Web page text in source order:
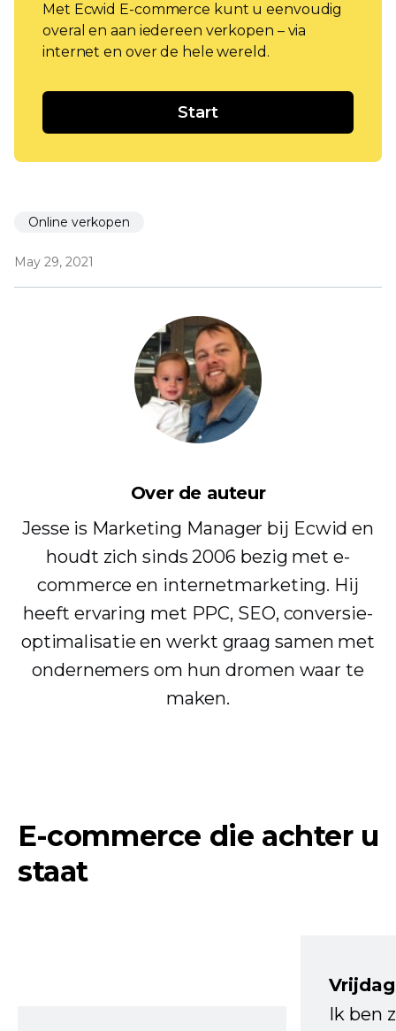
Met Ecwid E-commerce kunt u eenvoudig
overal en aan iedereen verkopen – via
internet en over de hele wereld.
Start
Online verkopen
May 29, 2021
Over de auteur
Jesse is Marketing Manager bij Ecwid en
houdt zich sinds 2006 bezig met e-
commerce en internetmarketing. Hij
heeft ervaring met PPC, SEO, conversie-
optimalisatie en werkt graag samen met
ondernemers om hun dromen waar te
maken.
E-commerce die achter u
staat
Ik ben